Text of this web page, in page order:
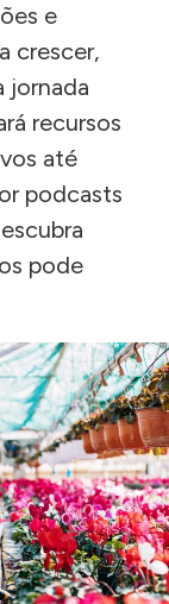
e
crescer,
jornada
recursos
até
podcasts
pode